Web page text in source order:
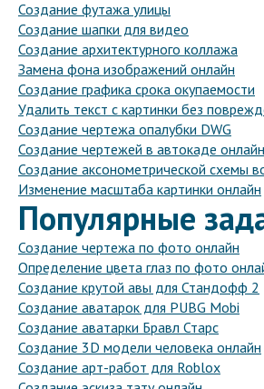
Создание футажа улицы
Создание шапки для видео
Создание архитектурного коллажа
Замена фона изображений онлайн
Создание графика срока окупаемости
Удалить текст с картинки без
Создание чертежа опалубки DWG
Создание чертежей в автокаде онлайн
Создание аксонометрической схемы
Изменение масштаба картинки онлайн
Популярные
Создание чертежа по фото онлайн
Определение цвета глаз по фото
Создание крутой авы для Стандофф 2
Создание аватарок для PUBG Mobi
Создание аватарки Бравл Старс
Создание 3D модели человека онлайн
Создание арт-работ для Roblox